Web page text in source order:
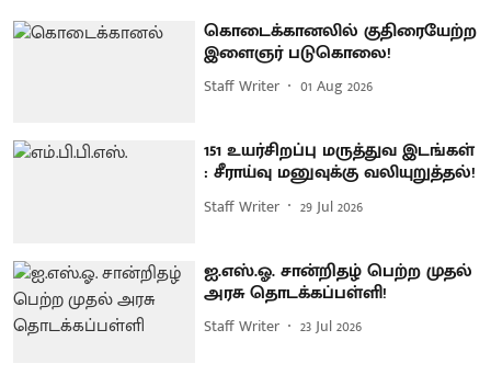
கொடைக்கானலில் குதிரையேற்ற
இளைஞர் படுகொலை!
Staff Writer 01 Aug 2026
151 உயர்சிறப்பு மருத்துவ இடங்கள்
: சீராய்வு மனுவுக்கு வலியுறுத்தல்!
Staff Writer 29 Jul 2026
ஐ.எஸ்.ஓ. சான்றிதழ் பெற்ற முதல்
அரசு தொடக்கப்பள்ளி!
Staff Writer 23 Jul 2026